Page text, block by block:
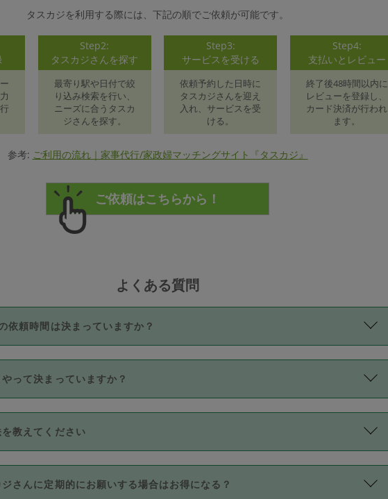
タスカジを利用する際には、下記の順でご依頼が可能です。
Step2:
タスカジさんを探す
最寄り駅や日付で絞
り込み検索を行い、
ニーズに合うタスカ
ジさんを探す。
Step3:
サービスを受ける
依頼予約した日時に
タスカジさんを迎え
入れ、サービスを受
ける。
Step4:
支払いとレビュー
終了後48時間以内に
レビューを登録し、
カード決済が行われ
ます。
参考: ご利用の流れ｜家事代行/家政婦マッチングサイト『タスカジ』
よくある質問
依頼時間は決まっていますか？
き3時間固定です。3時間を超えて依頼したい場合は、延長機能をご利用くださ
利用いただくには、タスカジさんに事前に相談し、合意の上事前申請すること
なお、3時間を下回っても、値引き等はございません。
って決まっていますか？
格帯の中からタスカジさん自身が価格を選んで設定しています。
の価格設定には最初は制限があり、レビュー件数、レビューの平均値、などで
能な最高額が上がっていく仕組みになっています。
教えてください
クレジットカード（Visa／Master／JCB／AMERICAN EXPRESS／Diners
となります。
さんに定期的にお願いする場合はお得になる？